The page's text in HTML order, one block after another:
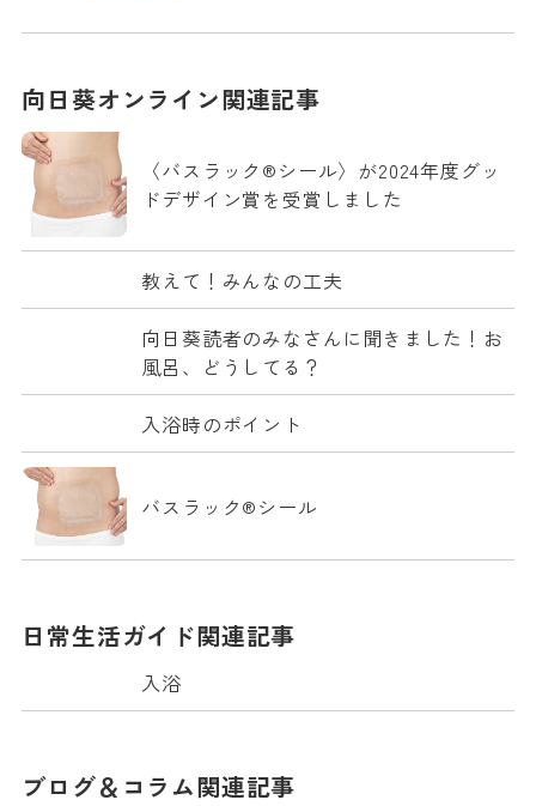
向日葵オンライン関連記事
〈バスラック®シール〉が2024年度グッ
ドデザイン賞を受賞しました
教えて！みんなの工夫
向日葵読者のみなさんに聞きました！お
風呂、どうしてる？
入浴時のポイント
バスラック®シール
日常生活ガイド関連記事
入浴
ブログ＆コラム関連記事